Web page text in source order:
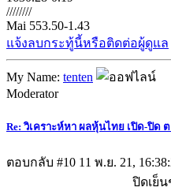
////////
Mai 553.50-1.43
แจ้งลบกระทู้นี้หรือติดต่อผู้ดูแล
My Name: tenten
Moderator
Re: วิเคราะห์หา ผลหุ้นไทย เปิด-ปิด
ตอบกลับ #10 11 พ.ย. 21,
ปิดเย็